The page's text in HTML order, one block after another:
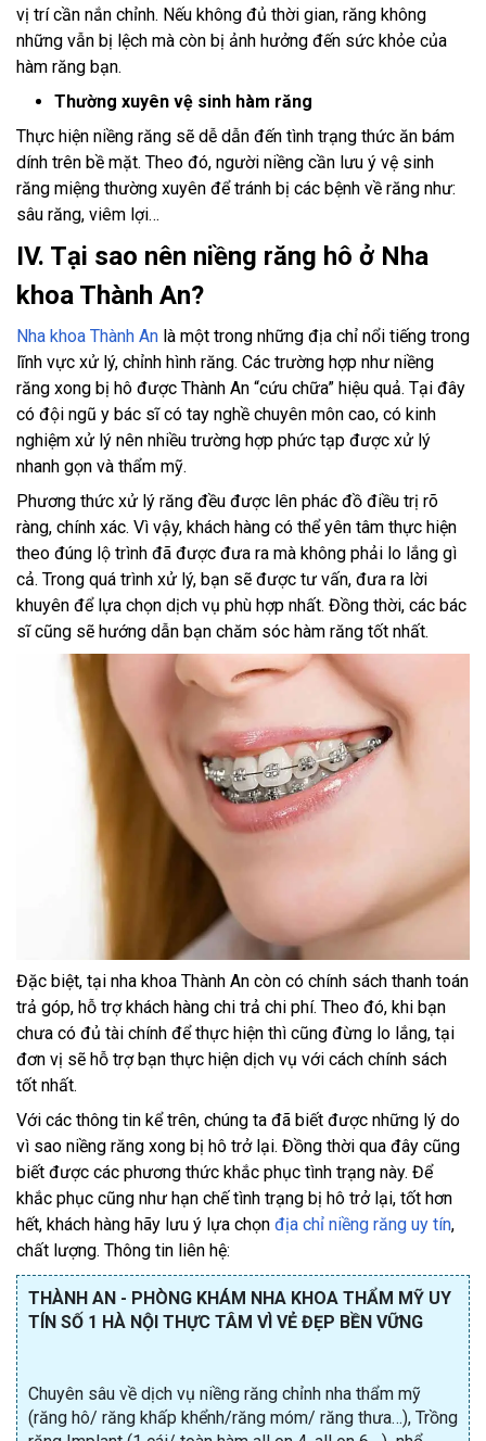
vị trí cần nắn chỉnh. Nếu không đủ thời gian, răng không
những vẫn bị lệch mà còn bị ảnh hưởng đến sức khỏe của
hàm răng bạn.
Thường xuyên vệ sinh hàm răng
Thực hiện niềng răng sẽ dễ dẫn đến tình trạng thức ăn bám
dính trên bề mặt. Theo đó, người niềng cần lưu ý vệ sinh
răng miệng thường xuyên để tránh bị các bệnh về răng như:
sâu răng, viêm lợi…
IV. Tại sao nên niềng răng hô ở Nha
khoa Thành An?
Nha khoa Thành An là một trong những địa chỉ nổi tiếng trong
lĩnh vực xử lý, chỉnh hình răng. Các trường hợp như niềng
răng xong bị hô được Thành An “cứu chữa” hiệu quả. Tại đây
có đội ngũ y bác sĩ có tay nghề chuyên môn cao, có kinh
nghiệm xử lý nên nhiều trường hợp phức tạp được xử lý
nhanh gọn và thẩm mỹ.
Phương thức xử lý răng đều được lên phác đồ điều trị rõ
ràng, chính xác. Vì vậy, khách hàng có thể yên tâm thực hiện
theo đúng lộ trình đã được đưa ra mà không phải lo lắng gì
cả. Trong quá trình xử lý, bạn sẽ được tư vấn, đưa ra lời
khuyên để lựa chọn dịch vụ phù hợp nhất. Đồng thời, các bác
sĩ cũng sẽ hướng dẫn bạn chăm sóc hàm răng tốt nhất.
Đặc biệt, tại nha khoa Thành An còn có chính sách thanh toán
trả góp, hỗ trợ khách hàng chi trả chi phí. Theo đó, khi bạn
chưa có đủ tài chính để thực hiện thì cũng đừng lo lắng, tại
đơn vị sẽ hỗ trợ bạn thực hiện dịch vụ với cách chính sách
tốt nhất.
Với các thông tin kể trên, chúng ta đã biết được những lý do
vì sao niềng răng xong bị hô trở lại. Đồng thời qua đây cũng
biết được các phương thức khắc phục tình trạng này. Để
khắc phục cũng như hạn chế tình trạng bị hô trở lại, tốt hơn
hết, khách hàng hãy lưu ý lựa chọn địa chỉ niềng răng uy tín,
chất lượng. Thông tin liên hệ:
THÀNH AN - PHÒNG KHÁM NHA KHOA THẨM MỸ UY
TÍN SỐ 1 HÀ NỘI THỰC TÂM VÌ VẺ ĐẸP BỀN VỮNG
Chuyên sâu về dịch vụ niềng răng chỉnh nha thẩm mỹ
(răng hô/ răng khấp khểnh/răng móm/ răng thưa…), Trồng